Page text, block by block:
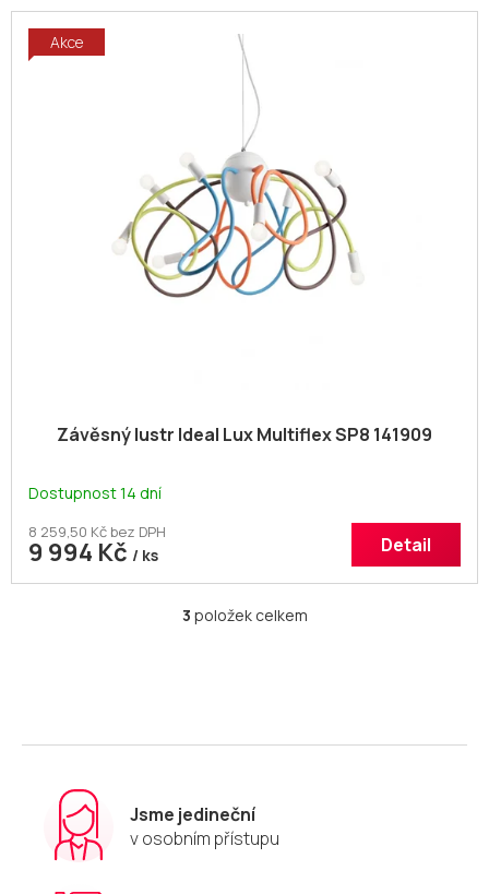
Akce
Závěsný lustr Ideal Lux Multiflex SP8 141909
Dostupnost 14 dní
8 259,50 Kč bez DPH
9 994 Kč / ks Detail
O
c
r
v
k
3 položek celkem
Jsme jedineční
v osobním přístupu